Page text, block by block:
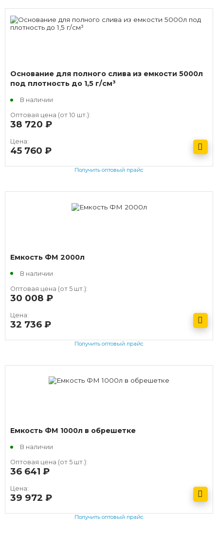
Основание для полного слива из емкости 5000л
под плотность до 1,5 г/см³
В наличии
Оптовая цена (от 10 шт.):
38 720
Цена:
45 760
Получить оптовый прайс
Емкость ФМ 2000л
В наличии
Оптовая цена (от 5 шт.):
30 008
Цена:
32 736
Получить оптовый прайс
Емкость ФМ 1000л в обрешетке
В наличии
Оптовая цена (от 5 шт.):
36 641
Цена:
39 972
Получить оптовый прайс